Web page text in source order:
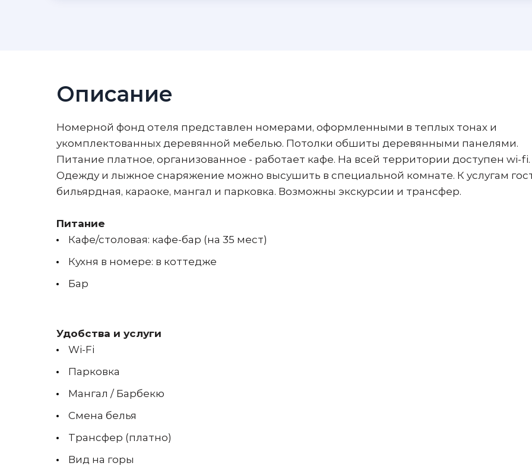
Описание
Номерной фонд отеля представлен номерами, оформленными в теплых тонах и
укомплектованных деревянной мебелью. Потолки обшиты деревянными панелями.
Питание платное, организованное - работает кафе. На всей территории доступен wi-fi.
Одежду и лыжное снаряжение можно высушить в специальной комнате. К услугам
бильярдная, караоке, мангал и парковка. Возможны экскурсии и трансфер.
Питание
Кафе/столовая: кафе-бар (на 35 мест)
Кухня в номере: в коттедже
Бар
Удобства и услуги
Wi-Fi
Парковка
Мангал / Барбекю
Смена белья
Трансфер (платно)
Вид на горы